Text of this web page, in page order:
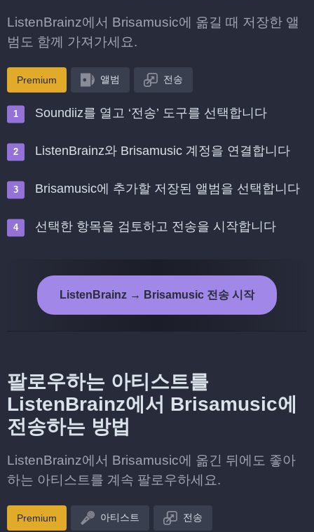
ListenBrainz에서 Brisamusic에 옮길 때 저장한 앨
범도 함께 가져가세요.
Premium 앨범 전송
Soundiiz를 열고 ‘전송’ 도구를 선택합니다
ListenBrainz와 Brisamusic 계정을 연결합니다
Brisamusic에 추가할 저장된 앨범을 선택합니다
선택한 항목을 검토하고 전송을 시작합니다
ListenBrainz → Brisamusic 전송 시작
팔로우하는 아티스트를
ListenBrainz에서 Brisamusic에
전송하는 방법
ListenBrainz에서 Brisamusic에 옮긴 뒤에도 좋아
하는 아티스트를 계속 팔로우하세요.
Premium 아티스트 전송